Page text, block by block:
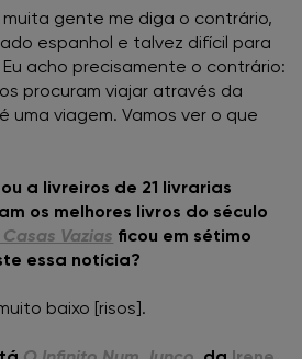
gente me diga o contrário,
espanhol e talvez difícil para
acho precisamente o contrário:
procuram viajar através da
uma viagem. Vamos ver o que
a livreiros de 21 livrarias
os melhores livros do século
Vazias ficou em sétimo
essa notícia?
baixo [risos].